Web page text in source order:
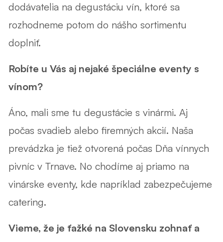
dodávatelia na degustáciu vín, ktoré sa
rozhodneme potom do nášho sortimentu
doplniť.
Robíte u Vás aj nejaké špeciálne eventy s
vínom?
Áno, mali sme tu degustácie s vinármi. Aj
počas svadieb alebo firemných akcií. Naša
prevádzka je tiež otvorená počas Dňa vínnych
pivníc v Trnave. No chodíme aj priamo na
vinárske eventy, kde napríklad zabezpečujeme
catering.
Vieme, že je ťažké na Slovensku zohnať a